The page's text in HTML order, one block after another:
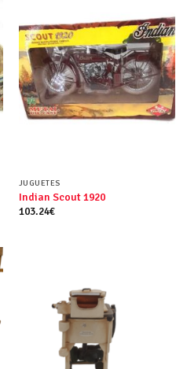
JUGUETES
Indian Scout 1920
103.24€